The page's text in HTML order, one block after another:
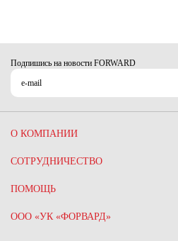
Подпишись на новости FORWARD
О КОМПАНИИ
СОТРУДНИЧЕСТВО
ПОМОЩЬ
ООО «УК «ФОРВАРД»